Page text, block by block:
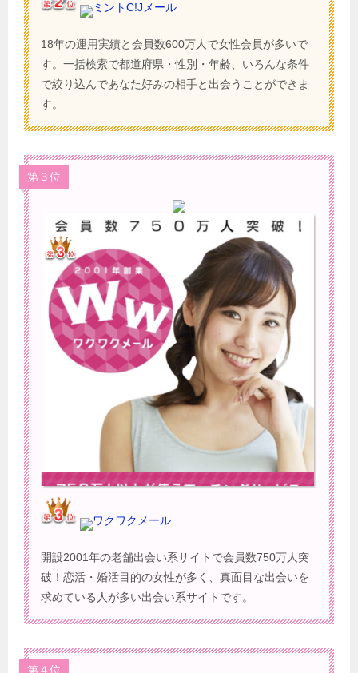
ミントC!Jメール
18年の運用実績と会員数600万人で女性会員が多いで
す。一括検索で都道府県・性別・年齢、いろんな条件
で絞り込んであなた好みの相手と出会うことができま
す。
第３位
ワクワクメール
開設2001年の老舗出会い系サイトで会員数750万人突
破！恋活・婚活目的の女性が多く、真面目な出会いを
求めている人が多い出会い系サイトです。
第４位